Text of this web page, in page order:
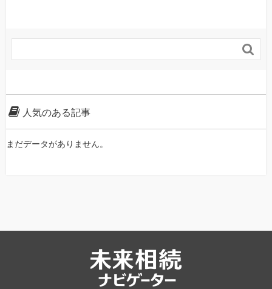

人気のある記事
まだデータがありません。